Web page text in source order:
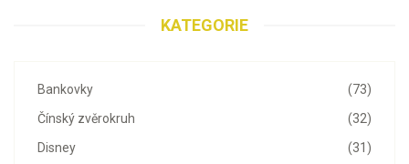
KATEGORIE
(73)
Bankovky
(32)
Čínský zvěrokruh
(31)
Disney